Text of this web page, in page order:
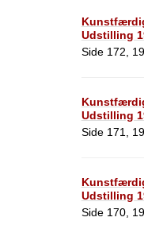
Udstilling
Side 172,
Udstilling
Side 171,
Udstilling
Side 170,